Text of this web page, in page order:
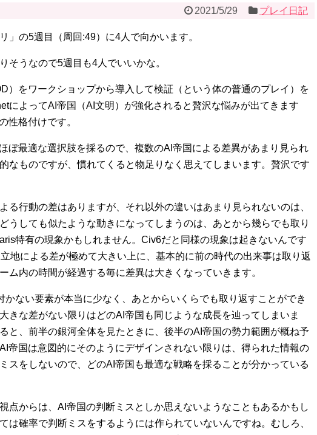
2021/5/29 プレイ日記
」の5週目（周回:49）に4人で向かいます。
そうなので5週目も4人でいいかな。
）をワークショップから導入して検証（という体の普通のプレイ）を
によってAI帝国（AI文明）が強化されると贅沢な悩みが出てきます
格付けです。
ぼ最適な選択肢を採るので、複数のAI帝国による差異があまり見られ
なものですが、慣れてくると物足りなく思えてしまいます。贅沢です
る行動の差はありますが、それ以外の違いはあまり見られないのは、
うしても似たような動きになってしまうのは、あとから幾らでも取り
特有の現象かもしれません。Civ6だと同様の現象は起きないんです
地による差が極めて大きい上に、基本的に前の時代の出来事は取り返
ム内の時間が経過する毎に差異は大きくなっていきます。
かない要素が本当に少なく、あとからいくらでも取り返すことができ
きな差がない限りはどのAI帝国も同じような成長を辿ってしまいま
と、前半の銀河全体を見たときに、後半のAI帝国の勢力範囲が概ね予
帝国は意図的にそのようにデザインされない限りは、得られた情報の
スをしないので、どのAI帝国も最適な戦略を採ることが分かっている
点からは、AI帝国の判断ミスとしか思えないようなこともあるかもし
は確率で判断ミスをするようには作られていないんですね。むしろ、